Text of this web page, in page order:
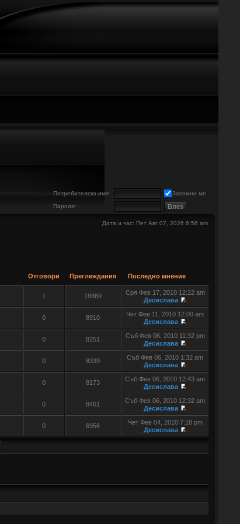
Потребителско име:
Запомни ме
Парола:
Дата и час: Пет Авг 07, 2026 6:56 am
Отговори Преглеждания Последно мнение
1 18889
Сря Фев 17, 2010 12:22 am
Десислава
0 8910
Чет Фев 11, 2010 12:00 am
Десислава
0 8251
Съб Фев 06, 2010 11:32 pm
Десислава
0 8339
Съб Фев 06, 2010 1:32 am
Десислава
0 8173
Съб Фев 06, 2010 12:43 am
Десислава
0 8461
Съб Фев 06, 2010 12:32 am
Десислава
0 6956
Чет Фев 04, 2010 7:18 pm
Десислава